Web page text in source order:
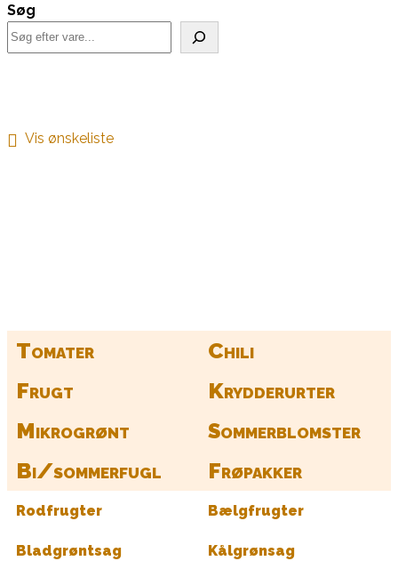
Søg
Vis ønskeliste
Tomater
Chili
Frugt
Krydderurter
Mikrogrønt
Sommerblomster
Bi/sommerfugl
Frøpakker
Rodfrugter Bælgfrugter
Bladgrøntsag Kålgrønsag